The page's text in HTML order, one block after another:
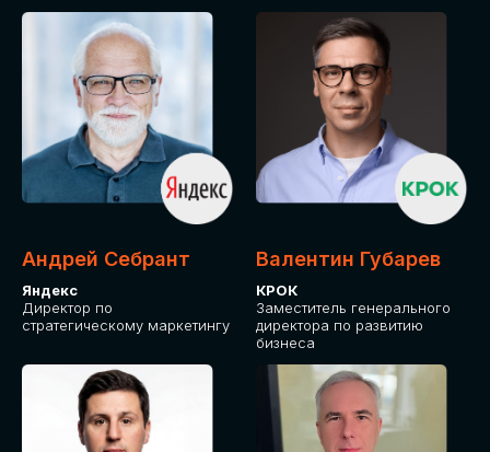
Андрей Себрант
Яндекс
Директор по
стратегическому маркетингу
Валентин Губарев
КРОК
Заместитель генерального
директора по развитию
бизнеса